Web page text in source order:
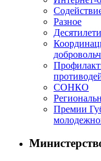
Разное
СОНКО
Премии